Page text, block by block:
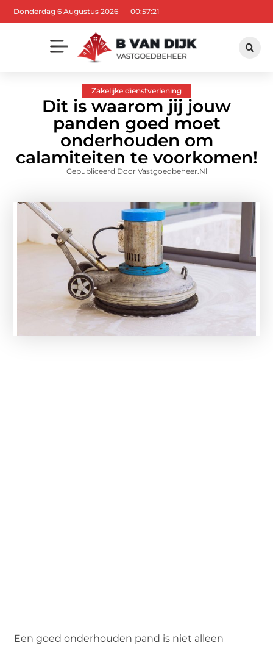
Donderdag 6 Augustus 2026 00:57:23
Zakelijke dienstverlening
Dit is waarom jij jouw
panden goed moet
onderhouden om
calamiteiten te voorkomen!
Gepubliceerd Door Vastgoedbeheer.nl
Een goed onderhouden pand is niet alleen